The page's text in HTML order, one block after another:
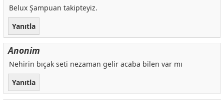
Belux Şampuan takipteyiz.
Yanıtla
Anonim
Nehirin bıçak seti nezaman gelir acaba bilen var mı
Yanıtla